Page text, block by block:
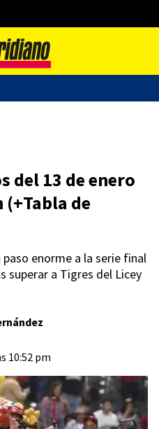
del 13 de enero
(+Tabla de
enorme a la serie final
superar a Tigres del Licey
10:52 pm